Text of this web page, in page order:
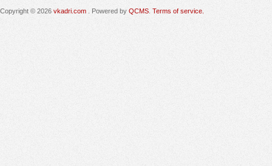
Copyright © 2026 vkadri.com . Powered by QCMS Terms of service.